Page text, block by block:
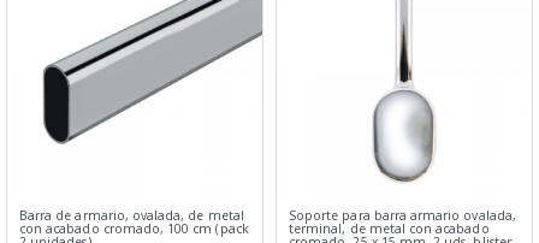
Barra de armario, ovalada, de metal
con acabado cromado, 100 cm (pack
Soporte para barra armario ovalada,
terminal, de metal con acabado